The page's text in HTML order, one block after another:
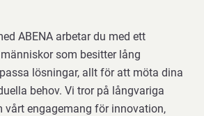
ABENA arbetar du med ett
som besitter lång
lösningar, allt för att möta dina
behov. Vi tror på långvariga
vårt engagemang för innovation,